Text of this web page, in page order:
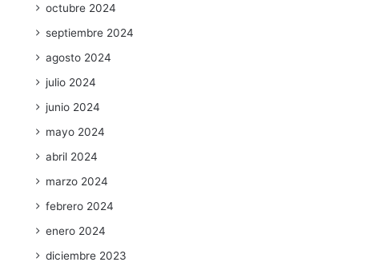
octubre 2024
septiembre 2024
agosto 2024
julio 2024
junio 2024
mayo 2024
abril 2024
marzo 2024
febrero 2024
enero 2024
diciembre 2023